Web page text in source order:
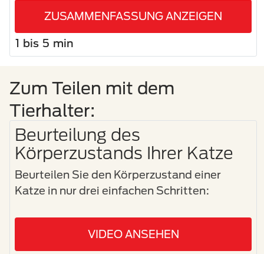
ZUSAMMENFASSUNG ANZEIGEN
1 bis 5 min
Zum Teilen mit dem
Tierhalter:
Beurteilung des
Körperzustands Ihrer Katze
Beurteilen Sie den Körperzustand einer
Katze in nur drei einfachen Schritten:
VIDEO ANSEHEN